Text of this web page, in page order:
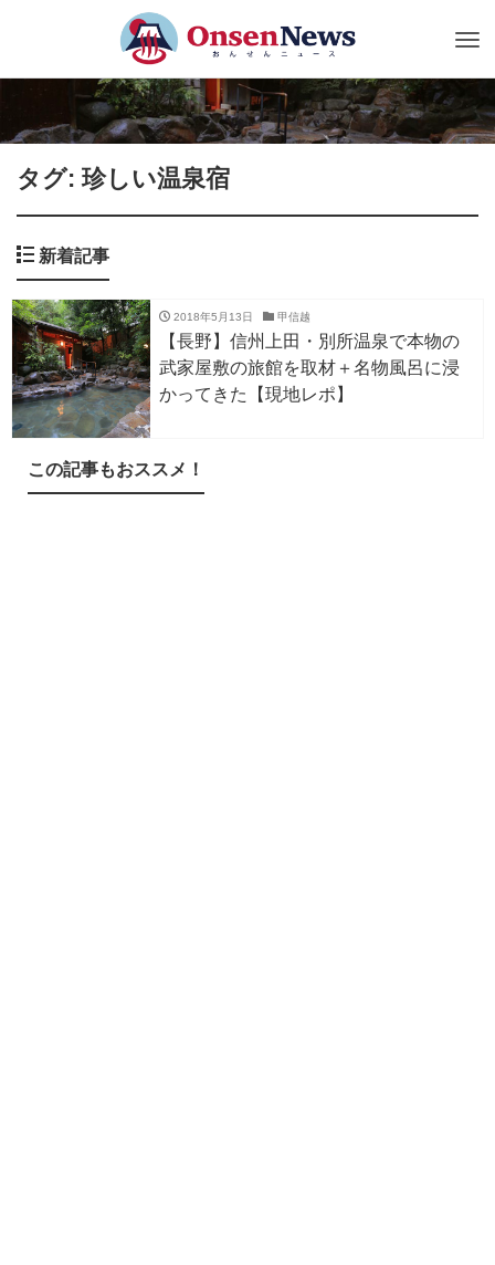
タグ: 珍しい温泉宿
新着記事
2018年5月13日 甲信越
【長野】信州上田・別所温泉で本物の
武家屋敷の旅館を取材＋名物風呂に浸
かってきた【現地レポ】
この記事もおススメ！